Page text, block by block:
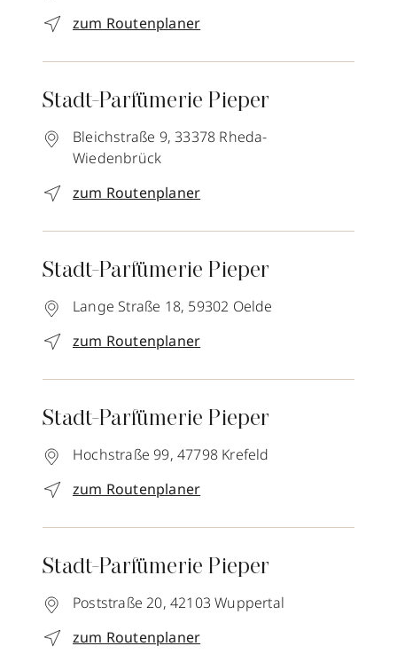
zum Routenplaner
Stadt-Parfümerie Pieper
Bleichstraße 9, 33378 Rheda-
Wiedenbrück
zum Routenplaner
Stadt-Parfümerie Pieper
Lange Straße 18, 59302 Oelde
zum Routenplaner
Stadt-Parfümerie Pieper
Hochstraße 99, 47798 Krefeld
zum Routenplaner
Stadt-Parfümerie Pieper
Poststraße 20, 42103 Wuppertal
zum Routenplaner